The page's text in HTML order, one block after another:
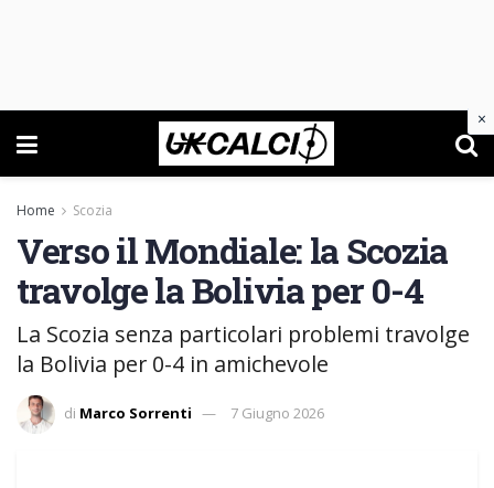
Home Scozia
Verso il Mondiale: la Scozia
travolge la Bolivia per 0-4
La Scozia senza particolari problemi travolge
la Bolivia per 0-4 in amichevole
di Marco Sorrenti 7 Giugno 2026
×